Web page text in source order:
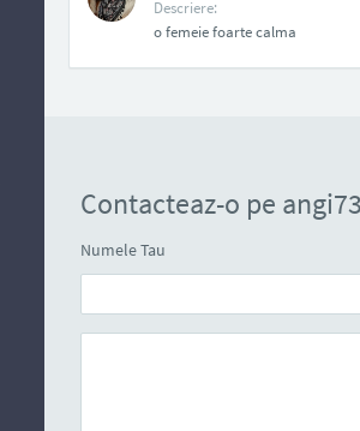
Descriere:
o femeie foarte calma
Contacteaz-o pe angi73
Numele Tau